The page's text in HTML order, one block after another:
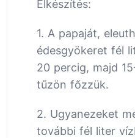
Elkészítés:
1. A papaját,
édesgyökeret fél
20 percig, majd
tűzön főzzük.
2. Ugyanezeket
további fél liter